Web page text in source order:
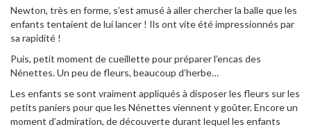
Newton, très en forme, s’est amusé à aller chercher la balle que les
enfants tentaient de lui lancer ! Ils ont vite été impressionnés par
sa rapidité !
Puis, petit moment de cueillette pour préparer l’encas des
Nénettes. Un peu de fleurs, beaucoup d’herbe…
Les enfants se sont vraiment appliqués à disposer les fleurs sur les
petits paniers pour que les Nénettes viennent y goûter. Encore un
moment d’admiration, de découverte durant lequel les enfants